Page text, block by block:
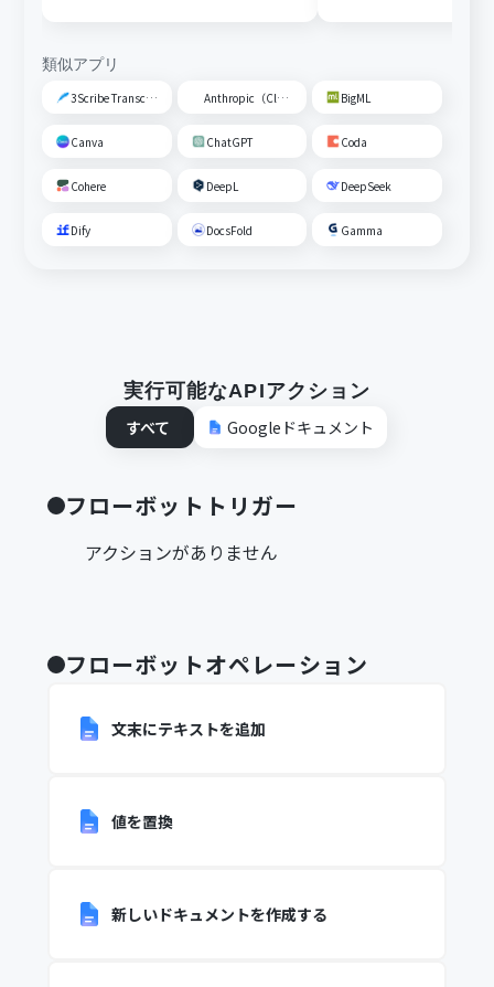
類似アプリ
3Scribe Transcription Anthropic（Claude） BigML
Canva ChatGPT Coda
Cohere DeepL DeepSeek
Dify DocsFold Gamma
実行可能なAPIアクション
すべて
Googleドキュメント
フローボットトリガー
アクションがありません
フローボットオペレーション
文末にテキストを追加
値を置換
新しいドキュメントを作成する